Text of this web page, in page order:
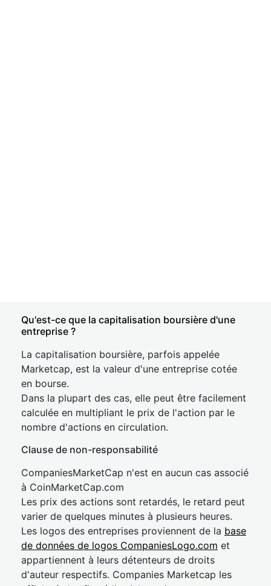
Qu'est-ce que la capitalisation boursière d'une
entreprise ?
La capitalisation boursière, parfois appelée
Marketcap, est la valeur d'une entreprise cotée
en bourse.
Dans la plupart des cas, elle peut être facilement
calculée en multipliant le prix de l'action par le
nombre d'actions en circulation.
Clause de non-responsabilité
CompaniesMarketCap n'est en aucun cas associé
à CoinMarketCap.com
Les prix des actions sont retardés, le retard peut
varier de quelques minutes à plusieurs heures.
Les logos des entreprises proviennent de la base
de données de logos CompaniesLogo.com et
appartiennent à leurs détenteurs de droits
d'auteur respectifs. Companies Marketcap les